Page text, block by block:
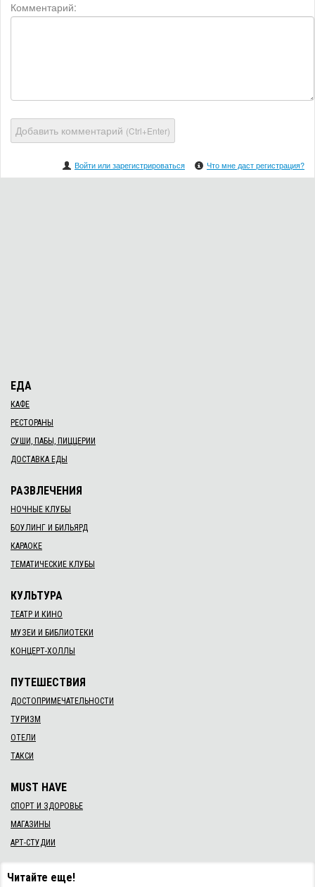
Комментарий:
Добавить комментарий (Ctrl+Enter)
Войти или зарегистрироваться Что мне даст регистрация?
ЕДА
КАФЕ
РЕСТОРАНЫ
СУШИ, ПАБЫ, ПИЦЦЕРИИ
ДОСТАВКА ЕДЫ
РАЗВЛЕЧЕНИЯ
НОЧНЫЕ КЛУБЫ
БОУЛИНГ И БИЛЬЯРД
КАРАОКЕ
ТЕМАТИЧЕСКИЕ КЛУБЫ
КУЛЬТУРА
ТЕАТР И КИНО
МУЗЕИ И БИБЛИОТЕКИ
КОНЦЕРТ-ХОЛЛЫ
ПУТЕШЕСТВИЯ
ДОСТОПРИМЕЧАТЕЛЬНОСТИ
ТУРИЗМ
ОТЕЛИ
ТАКСИ
MUST HAVE
СПОРТ И ЗДОРОВЬЕ
МАГАЗИНЫ
АРТ-СТУДИИ
Читайте еще!